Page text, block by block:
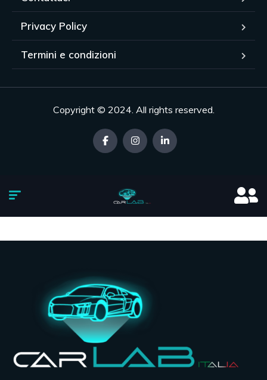
Privacy Policy
Termini e condizioni
Copyright © 2024. All rights reserved.